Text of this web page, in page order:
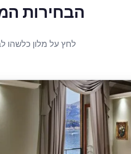
הבחירות
לחץ על מלון כלשהו